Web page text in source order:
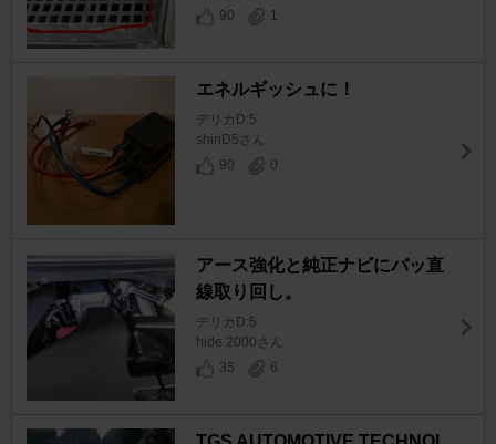
90
1
エネルギッシュに！
デリカD:5
shinD5さん
90
0
アース強化と純正ナビにバッ直
線取り回し。
デリカD:5
hide 2000さん
35
6